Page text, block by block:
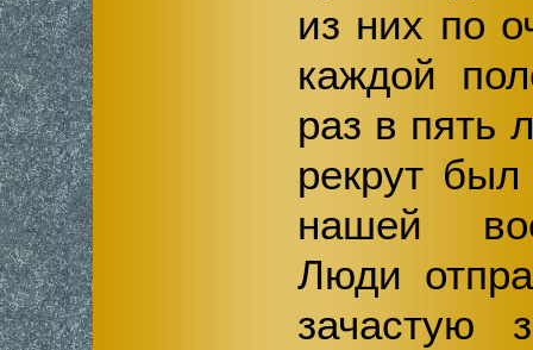
из них по
каждой
раз в пять
рекрут
нашей
Люди
зачастую